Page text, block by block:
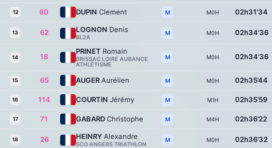
12 60 DUPIN Clement M M0H 02h31'34
13 62 LOGNON Denis
BL2A
M M0H 02h34'36
14 18
PRINET Romain
BRISSAC LOIRE AUBANCE
ATHLÉTISME
M M0H 02h34'36
15 65 AUGER Aurélien M M0H 02h35'44
16 114 COURTIN Jérémy M M1H 02h35'59
17 71 GABARD Christophe M M4H 02h36'22
18 26 HEINRY Alexandre
SCO ANGERS TRIATHLON
M M0H 02h36'32